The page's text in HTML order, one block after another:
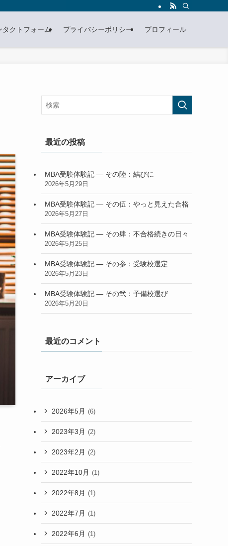
タクトフォーム プライバシーポリシー プロフィール
最近の投稿
MBA受験体験記 — その陸：結びに
2026年5月29日
MBA受験体験記 — その伍：やっと見えた合格
2026年5月27日
MBA受験体験記 — その肆：不合格続きの日々
2026年5月25日
MBA受験体験記 — その参：受験校選定
2026年5月23日
MBA受験体験記 — その弐：予備校選び
2026年5月20日
最近のコメント
アーカイブ
2026年5月 (6)
2023年3月 (2)
2023年2月 (2)
2022年10月 (1)
2022年8月 (1)
2022年7月 (1)
2022年6月 (1)